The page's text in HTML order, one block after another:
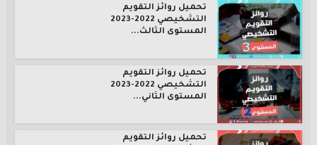
تحميل روائز التقويم
التشخيصي 2022-2023
المستوى الثالث...
تحميل روائز التقويم
التشخيصي 2022-2023
المستوى الثاني...
تحميل روائز التقويم